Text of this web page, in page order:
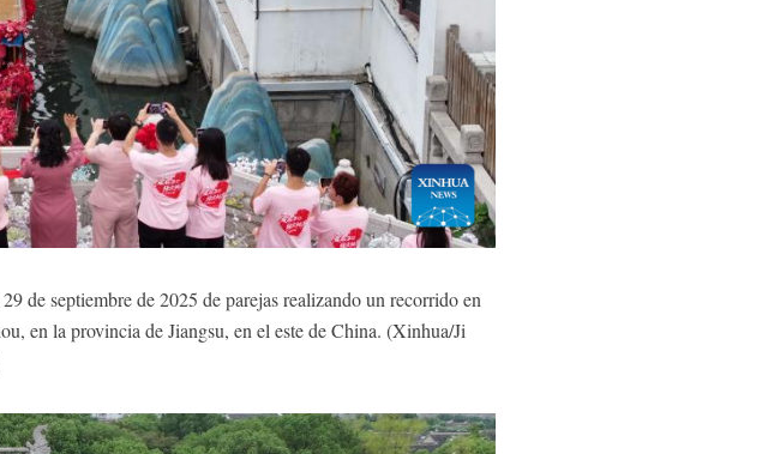
de septiembre de 2025 de parejas realizando un recorrido en
en la provincia de Jiangsu, en el este de China. (Xinhua/Ji